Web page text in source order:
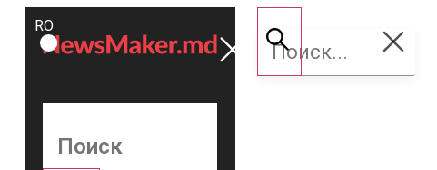
ROMÂNĂ
RU
Поддержать
NM